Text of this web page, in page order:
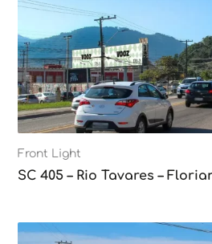
Front Light
SC 405 – Rio Tavares –